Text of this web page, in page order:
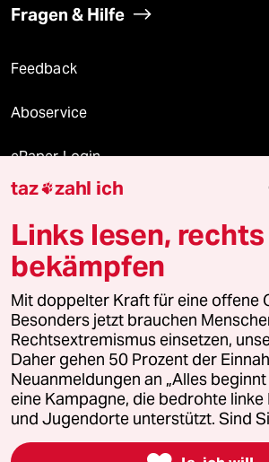
Fragen & Hilfe
Feedback
Aboservice
ePaper Login
Downloads für Abonnierende
© 2026 taz Verlags und Vertriebs GmbH
Alle Rechte vorbehalten. Bei rechtlichen Fragen
wenden Sie sich bitte an
lizenzen@taz.de
Feedback Redaktionsstatut
Leitlinie Informant Datenschutz
Seitenwende Einwilligungen
taz zahl ich
Links lesen, rechts
bekämpfen
Mit doppelter Kraft für eine offene
Besonders jetzt brauchen
Rechtsextremismus einsetzen,
Daher gehen 50 Prozent der
Neuanmeldungen an „Alles
eine Kampagne, die bedrohte linke
und Jugendorte unterstützt. Sind